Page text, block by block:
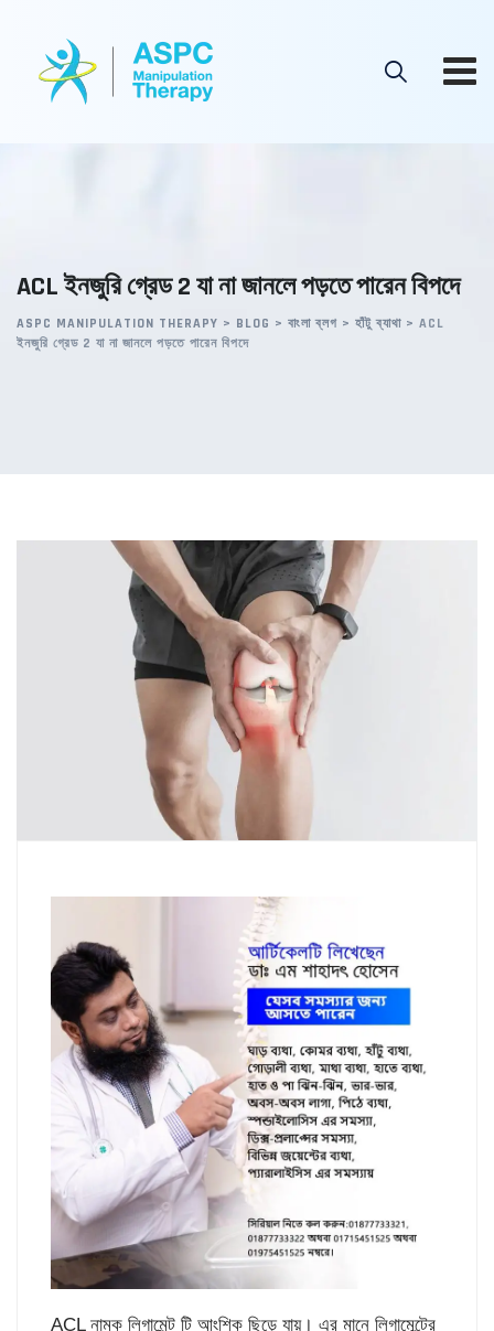
content
ACL ইনজুরি গ্রেড 2 যা না জানলে পড়তে পারেন বিপদে
ASPC MANIPULATION THERAPY > BLOG > বাংলা ব্লগ > হাঁটু ব্যাথা > ACL
ইনজুরি গ্রেড 2 যা না জানলে পড়তে পারেন বিপদে
ACL নামক লিগামেন্ট টি আংশিক ছিড়ে যায়। এর মানে লিগামেন্টের